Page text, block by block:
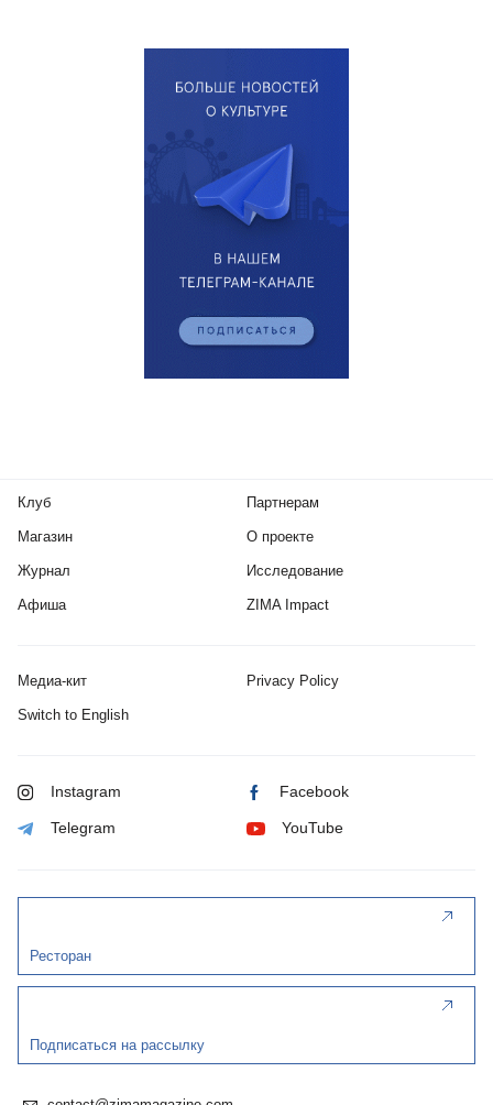
Клуб
Магазин
Журнал
Афиша
Партнерам
О проекте
Исследование
ZIMA Impact
Медиа-кит Privacy Policy
Switch to English
Instagram Facebook
Telegram YouTube
Ресторан
Подписаться на рассылку